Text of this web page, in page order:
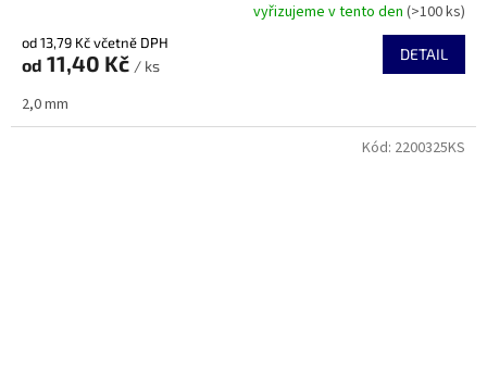
produktu
je
z
5
vyřizujeme v tento den(>100 ks)
od 13,79 Kč včetně DPH
od 11,40 Kč / ks
DETAIL
2,0 mm
Kód: 2200325KS